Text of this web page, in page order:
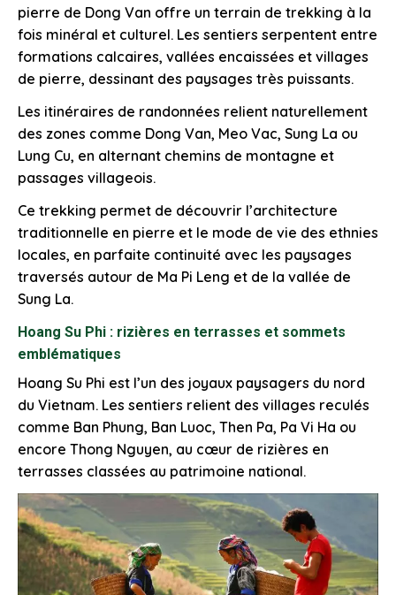
pierre de Dong Van offre un terrain de trekking à la
fois minéral et culturel. Les sentiers serpentent entre
formations calcaires, vallées encaissées et villages
de pierre, dessinant des paysages très puissants.
Les itinéraires de randonnées relient naturellement
des zones comme Dong Van, Meo Vac, Sung La ou
Lung Cu, en alternant chemins de montagne et
passages villageois.
Ce trekking permet de découvrir l’architecture
traditionnelle en pierre et le mode de vie des ethnies
locales, en parfaite continuité avec les paysages
traversés autour de Ma Pi Leng et de la vallée de
Sung La.
Hoang Su Phi : rizières en terrasses et sommets
emblématiques
Hoang Su Phi est l’un des joyaux paysagers du nord
du Vietnam. Les sentiers relient des villages reculés
comme Ban Phung, Ban Luoc, Then Pa, Pa Vi Ha ou
encore Thong Nguyen, au cœur de rizières en
terrasses classées au patrimoine national.